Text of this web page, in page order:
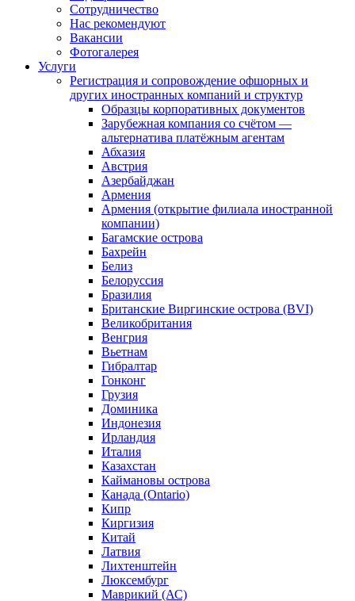
Сотрудничество
Нас рекомендуют
Вакансии
Фотогалерея
Услуги
Регистрация и сопровождение офшорных и
других иностранных компаний и структур
Образцы корпоративных документов
Зарубежная компания со счётом —
альтернатива платёжным агентам
Абхазия
Австрия
Азербайджан
Армения
Армения (открытие филиала иностранной
компании)
Багамские острова
Бахрейн
Белиз
Белоруссия
Бразилия
Британские Виргинские острова (BVI)
Великобритания
Венгрия
Вьетнам
Гибралтар
Гонконг
Грузия
Доминика
Индонезия
Ирландия
Италия
Казахстан
Каймановы острова
Канада (Ontario)
Кипр
Киргизия
Китай
Латвия
Лихтенштейн
Люксембург
Маврикий (АС)